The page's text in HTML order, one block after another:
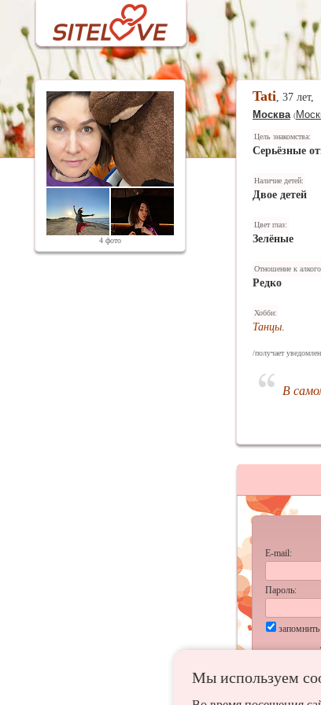
4 фото
Tati, 37 лет,
Москва (
Цель знакомства:
Серьёзные
Наличие детей:
Двое детей
Цвет глаз:
Зелёные
Отношение к
Редко
Хобби:
Танцы.
/получает
В
Мы используем
E-mail:
Пароль:
запомнить